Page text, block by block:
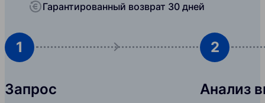
Гарантированный возврат 30 дней
1
Запрос
2
Анализ